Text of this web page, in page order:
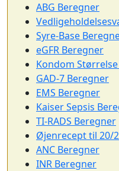
ABG Beregner
Syre-Base
eGFR Beregner
Kondom
GAD-7 Beregner
EMS Beregner
Kaiser Sepsis
TI-RADS Beregner
Øjenrecept til 20/
ANC Beregner
INR Beregner